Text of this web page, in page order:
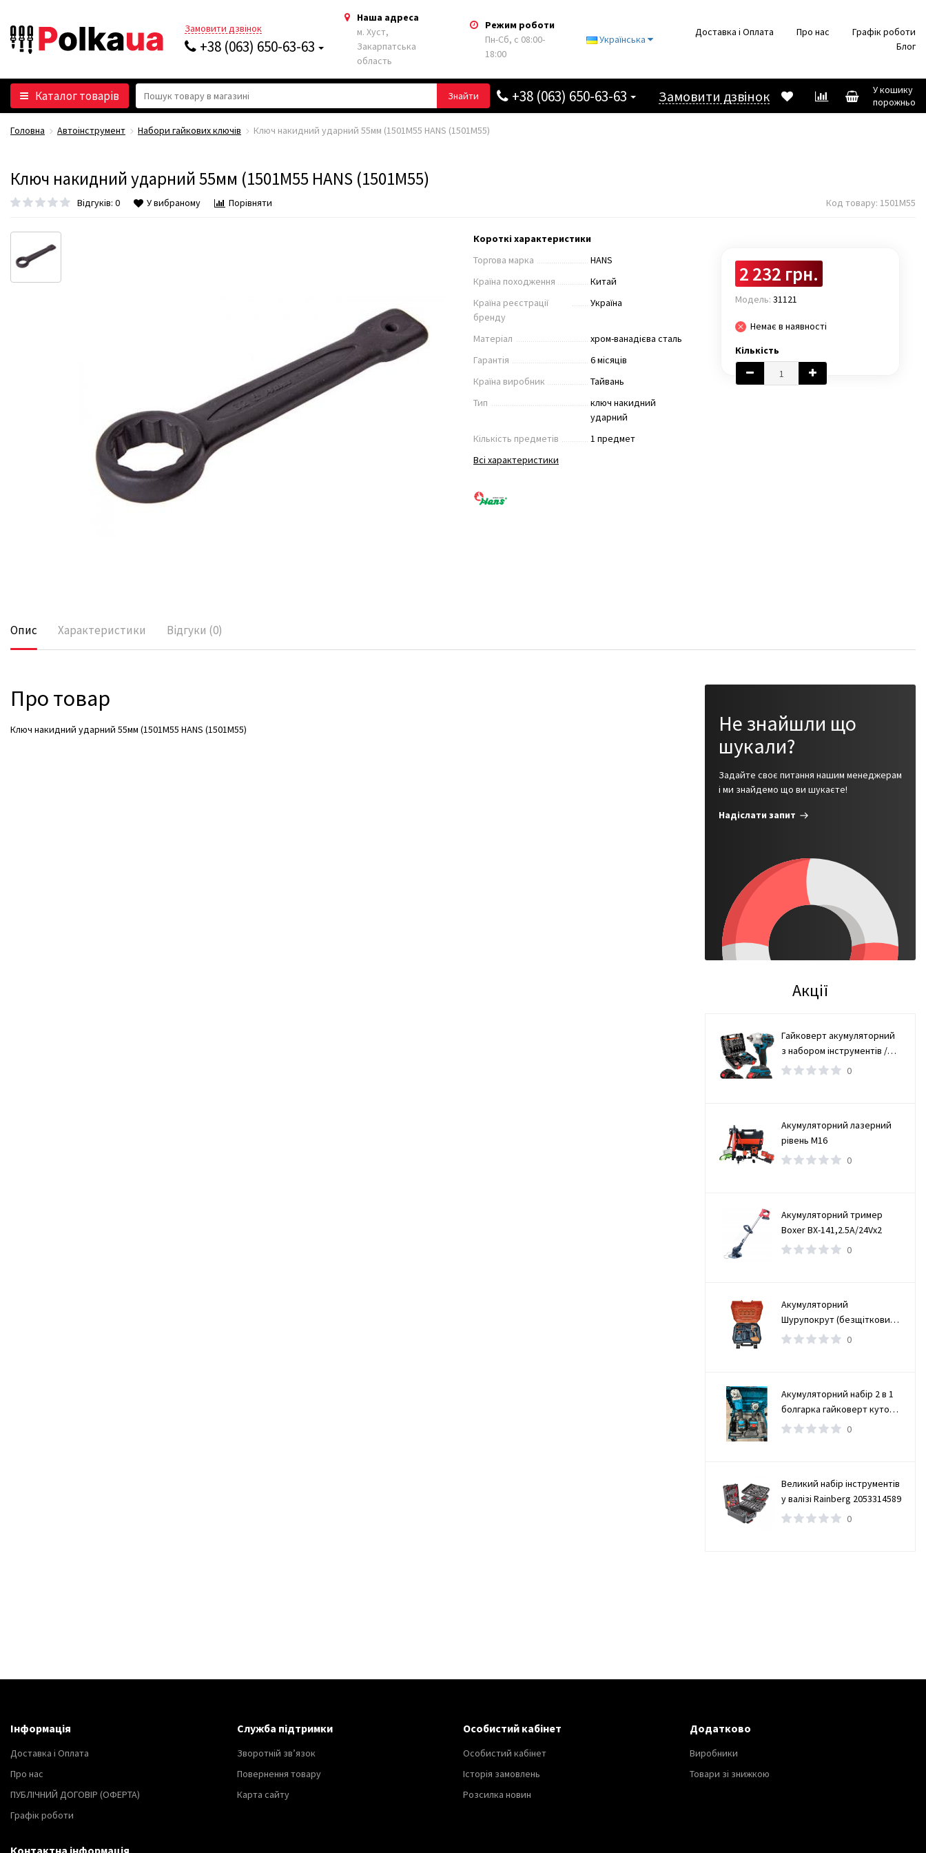
Замовити дзвінок
+38 (063) 650-63-63
Наша адреса
м. Хуст,
Закарпатська
область
Режим роботи
Пн-Сб, с 08:00-
18:00
Українська
Доставка і Оплата Про нас
Графік роботи
Блог
Каталог товарів Знайти +38 (063) 650-63-63 Замовити дзвінок
У кошику
порожньо
Головна Автоінструмент Набори гайкових ключів Ключ накидний ударний 55мм (1501M55 HANS (1501M55)
Ключ накидний ударний 55мм (1501M55 HANS (1501M55)
Відгуків: 0 У вибраному Порівняти Код товару: 1501M55
Короткі характеристики
Торгова марка
HANS
Країна походження
Китай
Країна реєстрації
бренду
Україна
Матеріал
хром-ванадієва сталь
Гарантія
6 місяців
Країна виробник
Тайвань
Тип
ключ накидний
ударний
Кількість предметів
1 предмет
Всі характеристики
2 232 грн.
Модель: 31121
Немає в наявності
Кількість
Опис Характеристики Відгуки (0)
Про товар
Ключ накидний ударний 55мм (1501M55 HANS (1501M55)
Не знайшли що
шукали?
Задайте своє питання нашим менеджерам
і ми знайдемо що ви шукаєте!
Надіслати запит
Акції
Гайковерт акумуляторний
з набором інструментів /
Безщітковий гайковерт 2
0
Акумуляторний лазерний
рівень М16
0
Акумуляторний тример
Boxer BX-141,2.5А/24Vx2
0
Акумуляторний
Шурупокрут (безщітковий)
(TAOE-CD34N)
0
Акумуляторний набір 2 в 1
болгарка гайковерт кутова
(турбінка) 21V 4Ah
0
Великий набір інструментів
у валізі Rainberg 2053314589
0
Інформація
Доставка і Оплата
Про нас
ПУБЛІЧНИЙ ДОГОВІР (ОФЕРТА)
Графік роботи
Служба підтримки
Зворотній зв’язок
Повернення товару
Карта сайту
Особистий кабінет
Особистий кабінет
Історія замовлень
Розсилка новин
Додатково
Виробники
Товари зі знижкою
Контактна інформація